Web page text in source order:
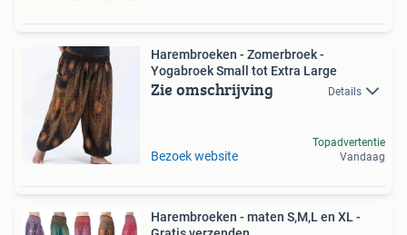
Harembroeken - Zomerbroek -
Yogabroek Small tot Extra Large
Zie omschrijving Details
Bezoek website
Topadvertentie
Vandaag
Harembroeken - maten S,M,L en XL -